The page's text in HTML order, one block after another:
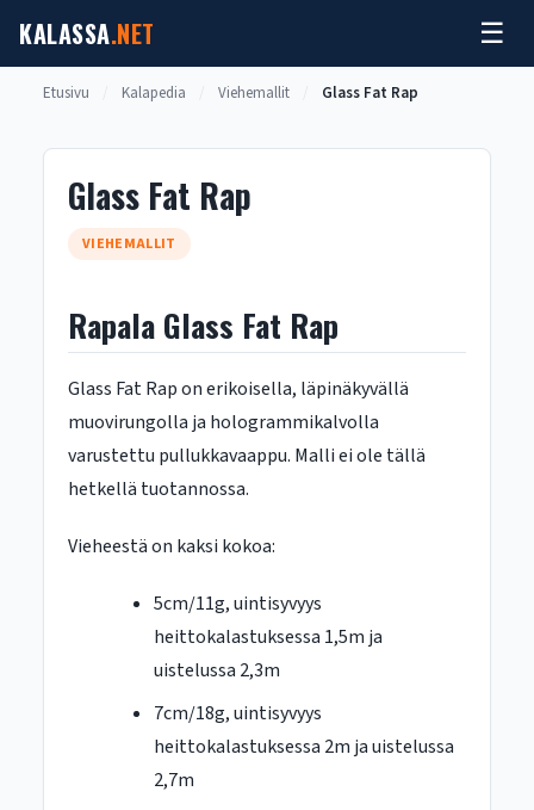
sisältöön
KALASSA.NET ☰
Etusivu Kalapedia Viehemallit Glass Fat Rap
Glass Fat Rap
VIEHEMALLIT
Rapala Glass Fat Rap
Glass Fat Rap on erikoisella, läpinäkyvällä
muovirungolla ja hologrammikalvolla
varustettu pullukkavaappu. Malli ei ole tällä
hetkellä tuotannossa.
Vieheestä on kaksi kokoa:
5cm/11g, uintisyvyys
heittokalastuksessa 1,5m ja
uistelussa 2,3m
7cm/18g, uintisyvyys
heittokalastuksessa 2m ja uistelussa
2,7m